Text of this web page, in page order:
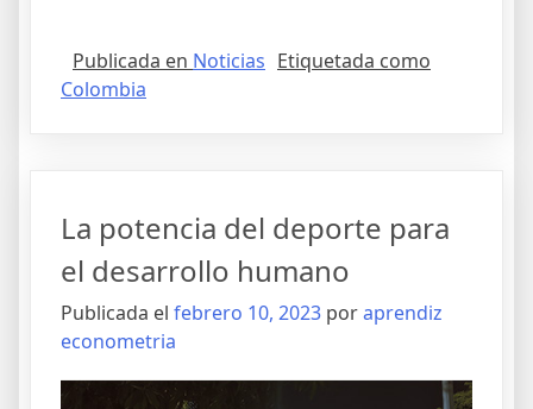
Publicada en Noticias Etiquetada como
Colombia
La potencia del deporte para
el desarrollo humano
Publicada el febrero 10, 2023 poraprendiz
econometria